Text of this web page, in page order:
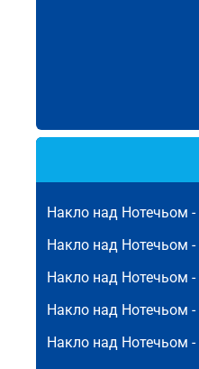
Накло над Нотечьом -
Накло над Нотечьом -
Накло над Нотечьом -
Накло над Нотечьом -
Накло над Нотечьом -